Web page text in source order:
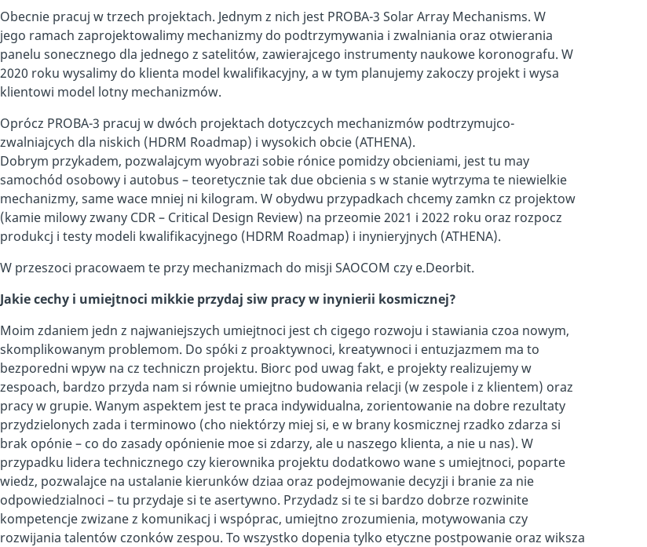
Obecnie pracuj w trzech projektach. Jednym z nich jest PROBA-3 Solar Array Mechanisms. W
jego ramach zaprojektowalimy mechanizmy do podtrzymywania i zwalniania oraz otwierania
panelu sonecznego dla jednego z satelitów, zawierajcego instrumenty naukowe koronografu. W
2020 roku wysalimy do klienta model kwalifikacyjny, a w tym planujemy zakoczy projekt i wysa
klientowi model lotny mechanizmów.
Oprócz PROBA-3 pracuj w dwóch projektach dotyczcych mechanizmów podtrzymujco-
zwalniajcych dla niskich (HDRM Roadmap) i wysokich obcie (ATHENA).
Dobrym przykadem, pozwalajcym wyobrazi sobie rónice pomidzy obcieniami, jest tu may
samochód osobowy i autobus – teoretycznie tak due obcienia s w stanie wytrzyma te niewielkie
mechanizmy, same wace mniej ni kilogram. W obydwu przypadkach chcemy zamkn cz projektow
(kamie milowy zwany CDR – Critical Design Review) na przeomie 2021 i 2022 roku oraz rozpocz
produkcj i testy modeli kwalifikacyjnego (HDRM Roadmap) i inynieryjnych (ATHENA).
W przeszoci pracowaem te przy mechanizmach do misji SAOCOM czy e.Deorbit.
Jakie cechy i umiejtnoci mikkie przydaj siw pracy w inynierii kosmicznej?
Moim zdaniem jedn z najwaniejszych umiejtnoci jest ch cigego rozwoju i stawiania czoa nowym,
skomplikowanym problemom. Do spóki z proaktywnoci, kreatywnoci i entuzjazmem ma to
bezporedni wpyw na cz techniczn projektu. Biorc pod uwag fakt, e projekty realizujemy w
zespoach, bardzo przyda nam si równie umiejtno budowania relacji (w zespole i z klientem) oraz
pracy w grupie. Wanym aspektem jest te praca indywidualna, zorientowanie na dobre rezultaty
przydzielonych zada i terminowo (cho niektórzy miej si, e w brany kosmicznej rzadko zdarza si
brak opónie – co do zasady opónienie moe si zdarzy, ale u naszego klienta, a nie u nas). W
przypadku lidera technicznego czy kierownika projektu dodatkowo wane s umiejtnoci, poparte
wiedz, pozwalajce na ustalanie kierunków dziaa oraz podejmowanie decyzji i branie za nie
odpowiedzialnoci – tu przydaje si te asertywno. Przydadz si te si bardzo dobrze rozwinite
kompetencje zwizane z komunikacj i wspóprac, umiejtno zrozumienia, motywowania czy
rozwijania talentów czonków zespou. To wszystko dopenia tylko etyczne postpowanie oraz wiksza